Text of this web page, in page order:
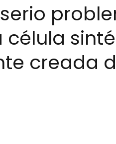
célula
creada